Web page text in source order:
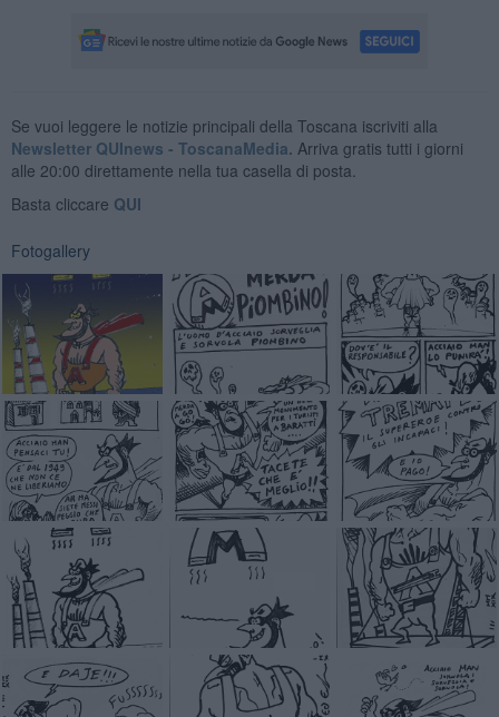
Se vuoi leggere le notizie principali della Toscana iscriviti alla
Newsletter QUInews - ToscanaMedia. Arriva gratis tutti i giorni
alle 20:00 direttamente nella tua casella di posta.
Basta cliccare QUI
Fotogallery